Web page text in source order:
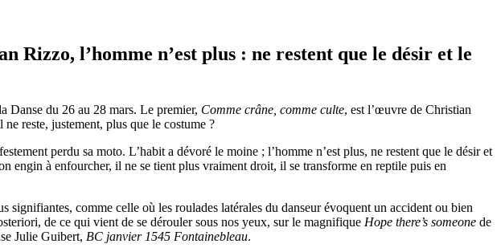
Rizzo, l’homme n’est plus : ne restent que le désir et le
Danse du 26 au 28 mars. Le premier, Comme crâne, comme culte, est l’œuvre de Christian
reste, justement, plus que le costume ?
perdu sa moto. L’habit a dévoré le moine ; l’homme n’est plus, ne restent que le désir et
engin à enfourcher, il ne se tient plus vraiment droit, il se transforme en reptile puis en
signifiantes, comme celle où les roulades latérales du danseur évoquent un accident ou bien
de ce qui vient de se dérouler sous nos yeux, sur le magnifique Hope there’s someone de
Julie Guibert, BC janvier 1545 Fontainebleau.